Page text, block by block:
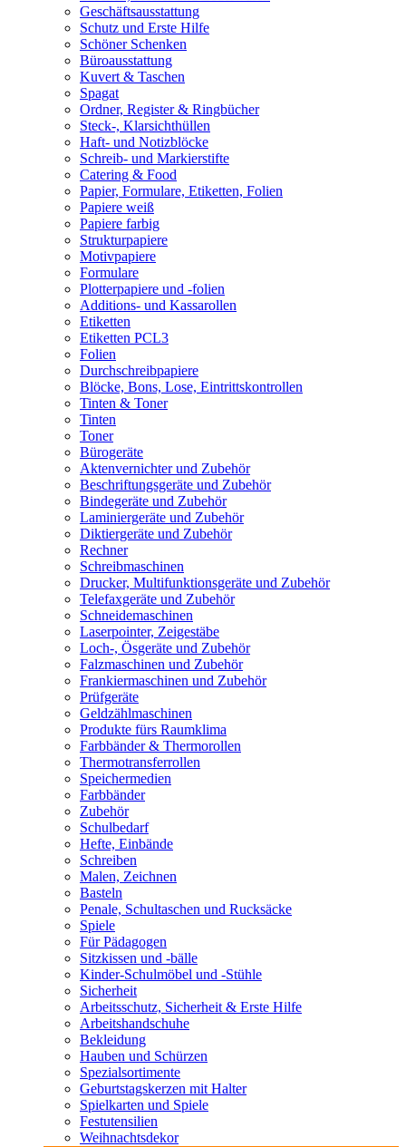
Geschäftsausstattung
Schutz und Erste Hilfe
Schöner Schenken
Büroausstattung
Kuvert & Taschen
Spagat
Ordner, Register & Ringbücher
Steck-, Klarsichthüllen
Haft- und Notizblöcke
Schreib- und Markierstifte
Catering & Food
Papier, Formulare, Etiketten, Folien
Papiere weiß
Papiere farbig
Strukturpapiere
Motivpapiere
Formulare
Plotterpapiere und -folien
Additions- und Kassarollen
Etiketten
Etiketten PCL3
Folien
Durchschreibpapiere
Blöcke, Bons, Lose, Eintrittskontrollen
Tinten & Toner
Tinten
Toner
Bürogeräte
Aktenvernichter und Zubehör
Beschriftungsgeräte und Zubehör
Bindegeräte und Zubehör
Laminiergeräte und Zubehör
Diktiergeräte und Zubehör
Rechner
Schreibmaschinen
Drucker, Multifunktionsgeräte und Zubehör
Telefaxgeräte und Zubehör
Schneidemaschinen
Laserpointer, Zeigestäbe
Loch-, Ösgeräte und Zubehör
Falzmaschinen und Zubehör
Frankiermaschinen und Zubehör
Prüfgeräte
Geldzählmaschinen
Produkte fürs Raumklima
Farbbänder & Thermorollen
Thermotransferrollen
Speichermedien
Farbbänder
Zubehör
Schulbedarf
Hefte, Einbände
Schreiben
Malen, Zeichnen
Basteln
Penale, Schultaschen und Rucksäcke
Spiele
Für Pädagogen
Sitzkissen und -bälle
Kinder-Schulmöbel und -Stühle
Sicherheit
Arbeitsschutz, Sicherheit & Erste Hilfe
Arbeitshandschuhe
Bekleidung
Hauben und Schürzen
Spezialsortimente
Geburtstagskerzen mit Halter
Spielkarten und Spiele
Festutensilien
Weihnachtsdekor